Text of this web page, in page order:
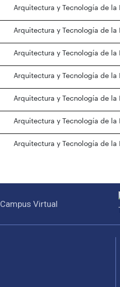
Arquitectura y Tecnología de la
Arquitectura y Tecnología de la
Arquitectura y Tecnología de la
Arquitectura y Tecnología de la
Arquitectura y Tecnología de la
Arquitectura y Tecnología de la
Arquitectura y Tecnología de la
Campus Virtual